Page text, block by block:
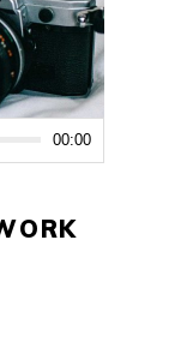
00:00